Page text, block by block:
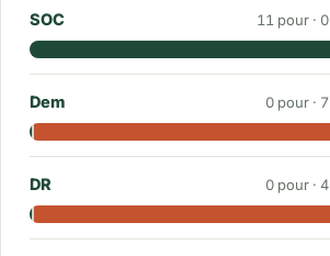
SOC 11 pour · 0
Dem 0 pour · 7
DR 0 pour · 4